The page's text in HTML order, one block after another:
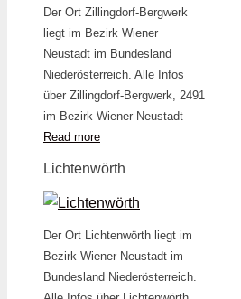
Der Ort Zillingdorf-Bergwerk
liegt im Bezirk Wiener
Neustadt im Bundesland
Niederösterreich. Alle Infos
über Zillingdorf-Bergwerk, 2491
im Bezirk Wiener Neustadt
Read more
Lichtenwörth
Der Ort Lichtenwörth liegt im
Bezirk Wiener Neustadt im
Bundesland Niederösterreich.